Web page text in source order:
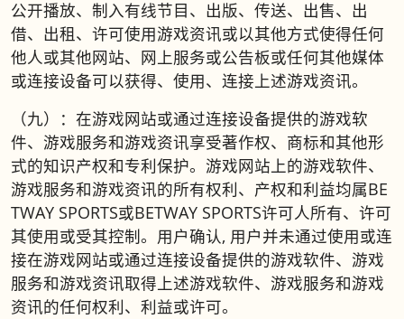
公开播放、制入有线节目、出版、传送、出售、出
借、出租、许可使用游戏资讯或以其他方式使得任何
他人或其他网站、网上服务或公告板或任何其他媒体
或连接设备可以获得、使用、连接上述游戏资讯。
（九）：在游戏网站或通过连接设备提供的游戏软
件、游戏服务和游戏资讯享受著作权、商标和其他形
式的知识产权和专利保护。游戏网站上的游戏软件、
游戏服务和游戏资讯的所有权利、产权和利益均属BE
TWAY SPORTS或BETWAY SPORTS许可人所有、许可
其使用或受其控制。用户确认, 用户并未通过使用或连
接在游戏网站或通过连接设备提供的游戏软件、游戏
服务和游戏资讯取得上述游戏软件、游戏服务和游戏
资讯的任何权利、利益或许可。